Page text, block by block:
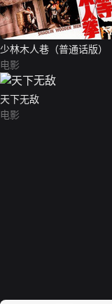
少林木人巷（普通话版）
电影
天下无敌
电影